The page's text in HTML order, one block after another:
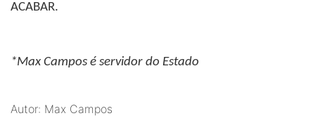
ACABAR.
*Max Campos é servidor do Estado
Autor: Max Campos